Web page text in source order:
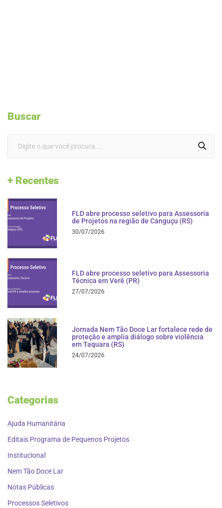
Buscar
+ Recentes
FLD abre processo seletivo para Assessoria
de Projetos na região de Canguçu (RS)
30/07/2026
FLD abre processo seletivo para Assessoria
Técnica em Verê (PR)
27/07/2026
Jornada Nem Tão Doce Lar fortalece rede de
proteção e amplia diálogo sobre violência
em Taquara (RS)
24/07/2026
Categorias
Ajuda Humanitária
Editais Programa de Pequenos Projetos
Institucional
Nem Tão Doce Lar
Notas Públicas
Processos Seletivos